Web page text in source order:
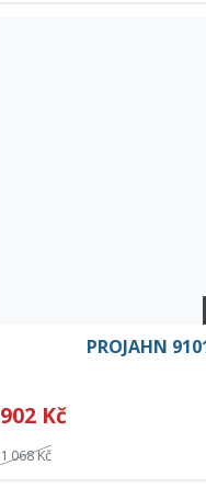
PROJAHN
902 Kč
1 068 Kč